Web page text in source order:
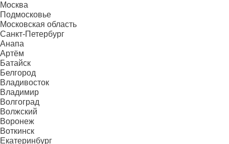
Москва
Подмосковье
Московская область
Санкт-Петербург
Анапа
Артём
Батайск
Белгород
Владивосток
Владимир
Волгоград
Волжский
Воронеж
Воткинск
Екатеринбург